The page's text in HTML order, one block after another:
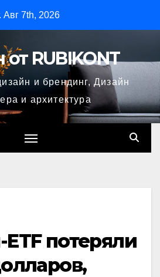
Авг 7th, 2026
RUBIKONT
и брендинг, Дизайн
и архитектура
потеряли